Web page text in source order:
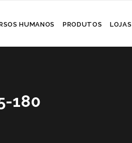
HUMANOS PRODUTOS LOJAS
180